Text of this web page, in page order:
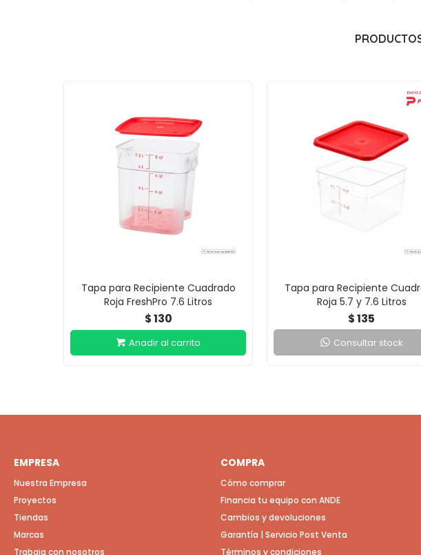
Tapa para Recipiente Cuadrado
Roja FreshPro 7.6 Litros
$130
Tapa para Recipiente
Roja 5.7 y 7.6 Litros
$135
Consultar stock
EMPRESA
Nuestra Empresa
Proyectos
Tiendas
Marcas
Trabaja con nosotros
COMPRA
Cómo comprar
Financia tu equipo con ANDE
Cambios y devoluciones
Garantía | Servicio Post Venta
Términos y condiciones